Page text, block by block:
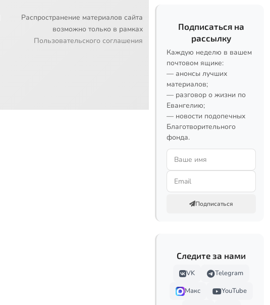
Распространение материалов сайта
возможно только в рамках
Пользовательского соглашения
Подписаться на
рассылку
Каждую неделю в вашем
почтовом ящике:
— анонсы лучших
материалов;
— разговор о жизни по
Евангелию;
— новости подопечных
Благотворительного
фонда.
Подписаться
Следите за нами
VK
Telegram
Макс
YouTube